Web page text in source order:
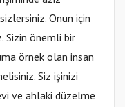
Onun için
Sizin önemli bir
örnek olan insan
Siz işinizi
ve ahlaki düzelme